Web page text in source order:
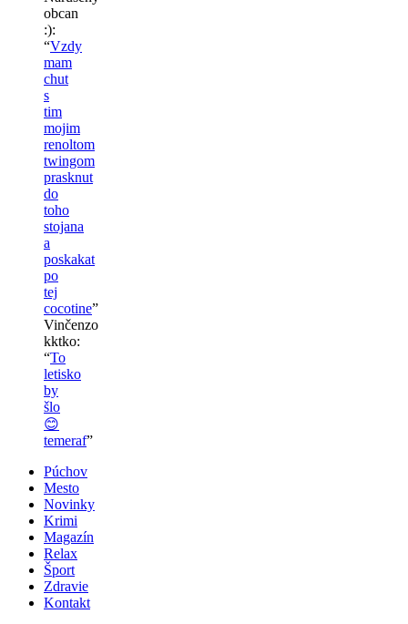
obcan
:):
“Vzdy
mam
chut
s
tim
mojim
renoltom
twingom
prasknut
do
toho
stojana
a
poskakat
po
tej
cocotine”
Vinčenzo
kktko:
“To
letisko
by
šlo
😊
temeraf”
Púchov
Mesto
Novinky
Krimi
Magazín
Relax
Šport
Zdravie
Kontakt